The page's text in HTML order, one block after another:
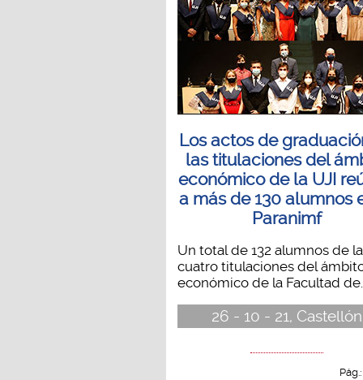
Los actos de
las titulaciones del
económico de la UJI
a más de 130 alumnos
Paranimf
Un total de 132 alumnos de
cuatro titulaciones del
económico de la Facultad
26 - 10 - 21, Castellón